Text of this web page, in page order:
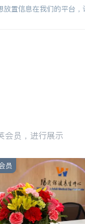
放置信息在我们的平台，
会员，进行展示
员